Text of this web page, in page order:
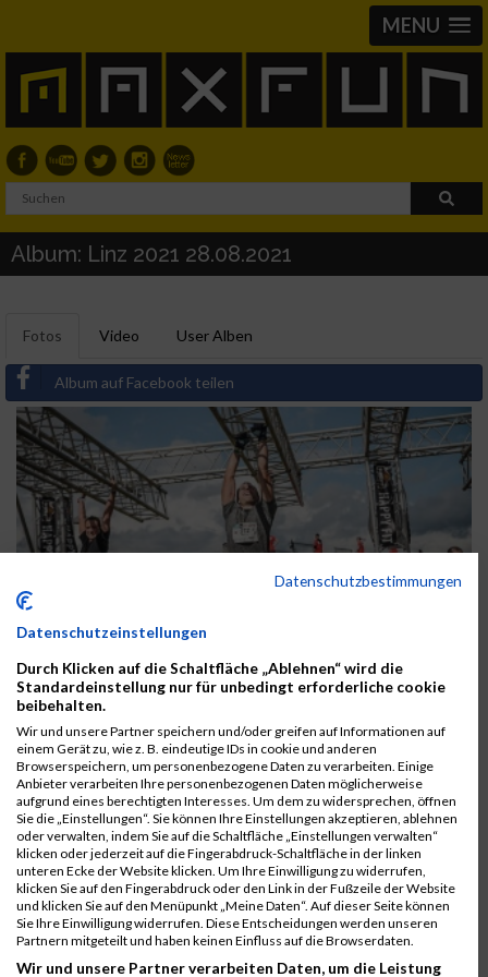
MENU
Album: Linz 2021 28.08.2021
Fotos Video User Alben
Album auf Facebook teilen
Datenschutzbestimmungen
Datenschutzeinstellungen
Durch Klicken auf die Schaltfläche „Ablehnen“ wird die
Standardeinstellung nur für unbedingt erforderliche cookie
beibehalten.
Wir und unsere Partner speichern und/oder greifen auf Informationen auf
einem Gerät zu, wie z. B. eindeutige IDs in cookie und anderen
Browserspeichern, um personenbezogene Daten zu verarbeiten. Einige
Anbieter verarbeiten Ihre personenbezogenen Daten möglicherweise
aufgrund eines berechtigten Interesses. Um dem zu widersprechen, öffnen
Sie die „Einstellungen“. Sie können Ihre Einstellungen akzeptieren, ablehnen
oder verwalten, indem Sie auf die Schaltfläche „Einstellungen verwalten“
klicken oder jederzeit auf die Fingerabdruck-Schaltfläche in der linken
unteren Ecke der Website klicken. Um Ihre Einwilligung zu widerrufen,
klicken Sie auf den Fingerabdruck oder den Link in der Fußzeile der Website
und klicken Sie auf den Menüpunkt „Meine Daten“. Auf dieser Seite können
Sie Ihre Einwilligung widerrufen. Diese Entscheidungen werden unseren
Partnern mitgeteilt und haben keinen Einfluss auf die Browserdaten.
Wir und unsere Partner verarbeiten Daten, um die Leistung